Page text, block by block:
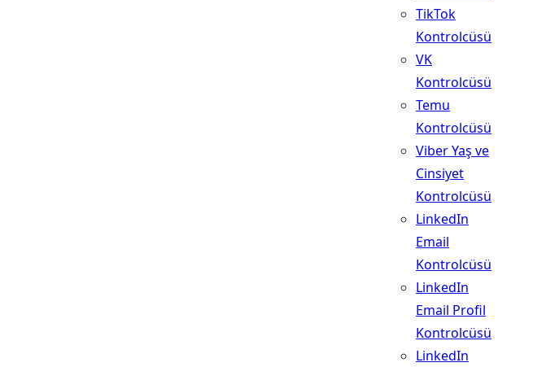
TikTok
Kontrolcüsü
VK
Kontrolcüsü
Temu
Kontrolcüsü
Viber Yaş ve
Cinsiyet
Kontrolcüsü
LinkedIn
Email
Kontrolcüsü
LinkedIn
Email Profil
Kontrolcüsü
LinkedIn